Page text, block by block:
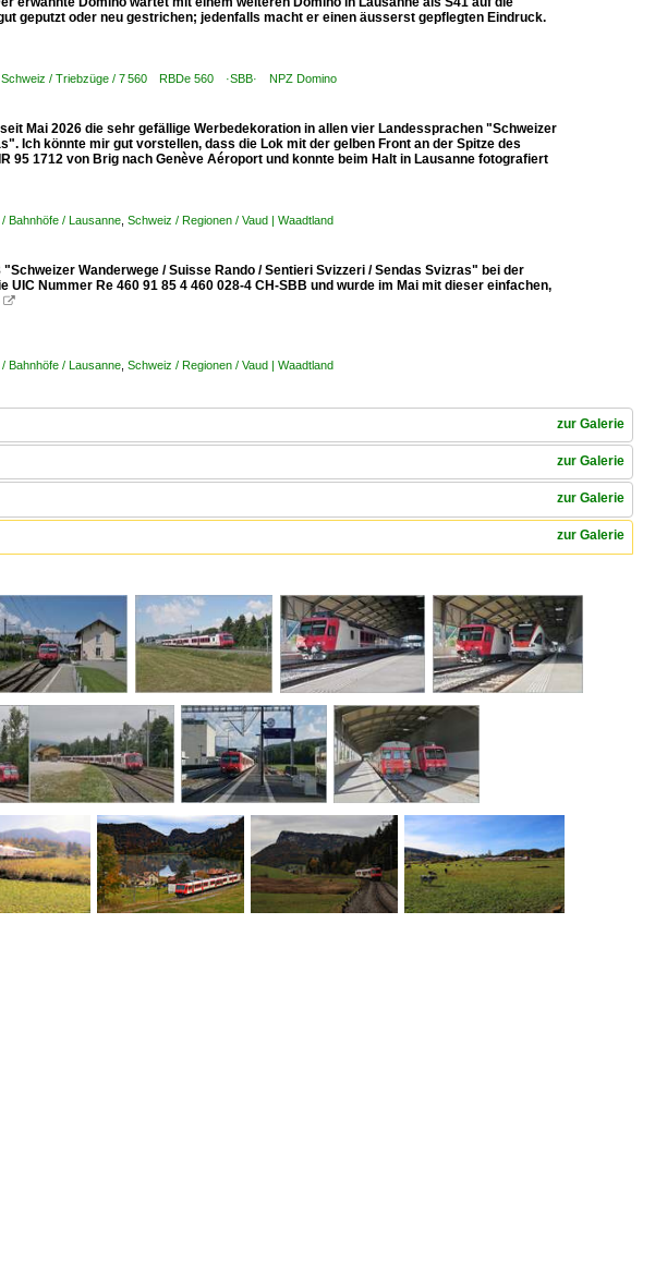
geputzt oder neu gestrichen; jedenfalls macht er einen äusserst gepflegten Eindruck.
Schweiz / Triebzüge / 7 560 RBDe 560 ·SBB· NPZ Domino
Mai 2026 die sehr gefällige Werbedekoration in allen vier Landessprachen "Schweizer
Ich könnte mir gut vorstellen, dass die Lok mit der gelben Front an der Spitze des
95 1712 von Brig nach Genève Aéroport und konnte beim Halt in Lausanne fotografiert
Bahnhöfe / Lausanne Schweiz / Regionen / Vaud | Waadtland
Wanderwege / Suisse Rando / Sentieri Svizzeri / Sendas Svizras" bei der
Nummer Re 460 91 85 4 460 028-4 CH-SBB und wurde im Mai mit dieser einfachen,

Bahnhöfe / Lausanne Schweiz / Regionen / Vaud | Waadtland
zur Galerie
zur Galerie
zur Galerie
zur Galerie